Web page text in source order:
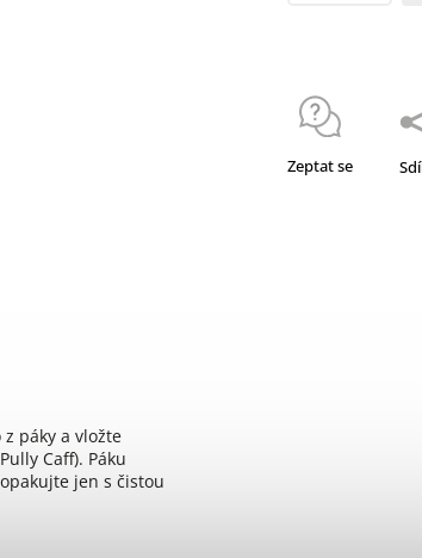
Zeptat se
páky a vložte
Caff). Páku
jen s čistou